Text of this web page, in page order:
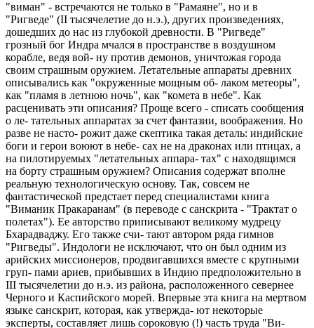
"виман" - встречаются не только в "Рамаяне", но и в
"Ригведе" (II тысячелетие до н.э.), других произведениях,
дошедших до нас из глубокой древности. В "Ригведе"
грозный бог Индра мчался в пространстве в воздушном
корабле, ведя вой- ну против демонов, уничтожая города
своим страшным оружием. Летательные аппараты древних
описывались как "окруженные мощным об- лаком метеоры",
как "пламя в летнюю ночь", как "комета в небе". Как
расценивать эти описания? Проще всего - списать сообщения
о ле- тательных аппаратах за счет фантазии, воображения. Но
разве не насто- рожит даже скептика такая деталь: индийские
боги и герои воюют в небе- сах не на драконах или птицах, а
на пилотируемых "летательных аппара- тах" с находящимся
на борту страшным оружием? Описания содержат вполне
реальную технологическую основу. Так, совсем не
фантастической предстает перед специалистами книга
"Виманик Пракаранам" (в переводе с санскрита - "Трактат о
полетах"). Ее авторство приписывают великому мудрецу
Бхарадваджу. Его также счи- тают автором ряда гимнов
"Ригведы". Индологи не исключают, что он был одним из
арийских миссионеров, продвигавшихся вместе с крупными
груп- пами ариев, прибывших в Индию предположительно в
III тысячелетии до н.э. из района, расположенного севернее
Черного и Каспийского морей. Впервые эта книга на мертвом
языке санскрит, которая, как утвержда- ют некоторые
эксперты, составляет лишь сороковую (!) часть труда "Ви-